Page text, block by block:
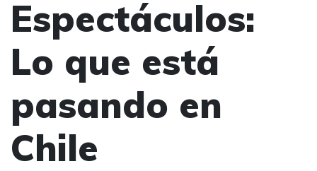
Espectáculos:
Lo que está
pasando en
Chile